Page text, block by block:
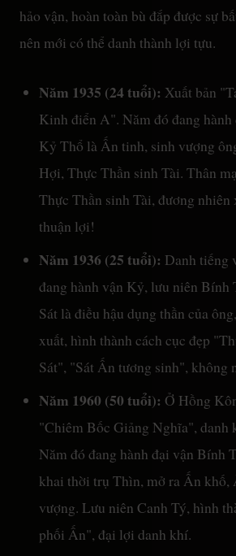
hảo vận, hoàn toàn bù đắp được sự
nên mới có thể danh thành lợi tựu.
Năm 1935 (24 tuổi): Xuất bản
Kinh điển A". Năm đó đang
Kỷ Thổ là Ấn tinh, sinh vượng
Hợi, Thực Thần sinh Tài. Thân
Thực Thần sinh Tài, đương nhiên
thuận lợi!
Năm 1936 (25 tuổi): Danh tiếng
đang hành vận Kỷ, lưu niên Bính
Sát là điều hậu dụng thần của
xuất, hình thành cách cục đẹp
Sát", "Sát Ấn tương sinh", không
Năm 1960 (50 tuổi): Ở Hồng
"Chiêm Bốc Giảng Nghĩa", danh
Năm đó đang hành đại vận Bính
khai thời trụ Thìn, mở ra Ấn khố,
vượng. Lưu niên Canh Tý, hình
phối Ấn", đại lợi danh khí.